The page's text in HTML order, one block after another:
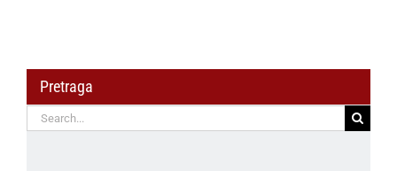
Pretraga
Search
for: